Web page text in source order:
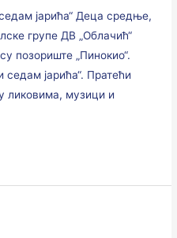
јарића“ Деца средње,
групе ДВ „Облачић“
позориште „Пинокио“.
седам јарића“. Пратећи
ликовима, музици и